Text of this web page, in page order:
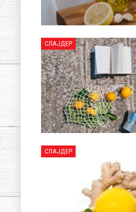
СЛАЈДЕР
СЛАЈДЕР